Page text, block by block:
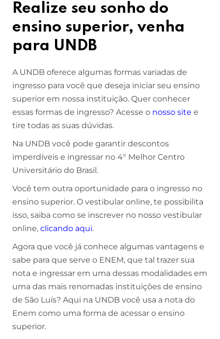
Realize seu sonho do
ensino superior, venha
para UNDB
A UNDB oferece algumas formas variadas de
ingresso para você que deseja iniciar seu ensino
superior em nossa instituição. Quer conhecer
essas formas de ingresso? Acesse o nosso site e
tire todas as suas dúvidas.
Na UNDB você pode garantir descontos
imperdíveis e ingressar no 4° Melhor Centro
Universitário do Brasil.
Você tem outra oportunidade para o ingresso no
ensino superior. O vestibular online, te possibilita
isso, saiba como se inscrever no nosso vestibular
online, clicando aqui.
Agora que você já conhece algumas vantagens e
sabe para que serve o ENEM, que tal trazer sua
nota e ingressar em uma dessas modalidades em
uma das mais renomadas instituições de ensino
de São Luís? Aqui na UNDB você usa a nota do
Enem como uma forma de acessar o ensino
superior.